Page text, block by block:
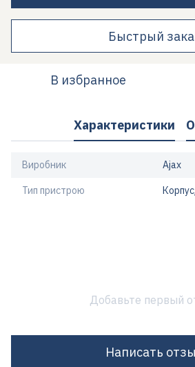
Быстрый
В избранное
Характеристики
Виробник Ajax
Тип пристрою
Добавьте первый
Написать